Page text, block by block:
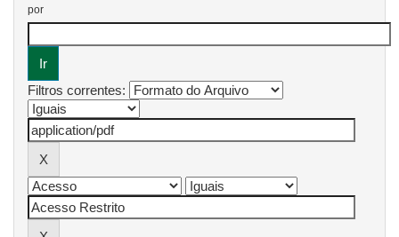
por
Filtros correntes: